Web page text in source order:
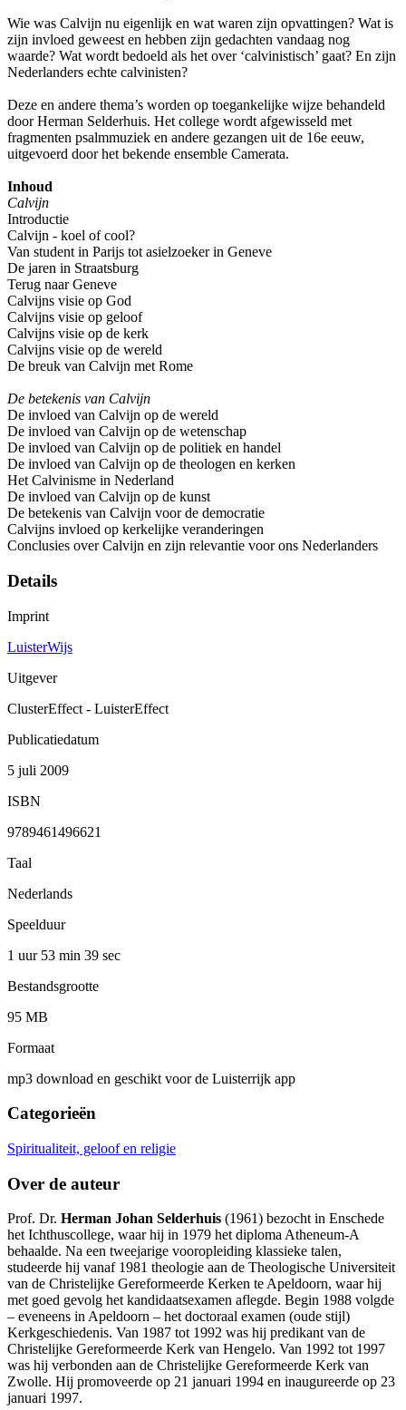
Wie was Calvijn nu eigenlijk en wat waren zijn opvattingen? Wat is
zijn invloed geweest en hebben zijn gedachten vandaag nog
waarde? Wat wordt bedoeld als het over ‘calvinistisch’ gaat? En zijn
Nederlanders echte calvinisten?
Deze en andere thema’s worden op toegankelijke wijze behandeld
door Herman Selderhuis. Het college wordt afgewisseld met
fragmenten psalmmuziek en andere gezangen uit de 16e eeuw,
uitgevoerd door het bekende ensemble Camerata.
Inhoud
Calvijn
Introductie
Calvijn - koel of cool?
Van student in Parijs tot asielzoeker in Geneve
De jaren in Straatsburg
Terug naar Geneve
Calvijns visie op God
Calvijns visie op geloof
Calvijns visie op de kerk
Calvijns visie op de wereld
De breuk van Calvijn met Rome
De betekenis van Calvijn
De invloed van Calvijn op de wereld
De invloed van Calvijn op de wetenschap
De invloed van Calvijn op de politiek en handel
De invloed van Calvijn op de theologen en kerken
Het Calvinisme in Nederland
De invloed van Calvijn op de kunst
De betekenis van Calvijn voor de democratie
Calvijns invloed op kerkelijke veranderingen
Conclusies over Calvijn en zijn relevantie voor ons Nederlanders
Details
Imprint
LuisterWijs
Uitgever
ClusterEffect - LuisterEffect
Publicatiedatum
5 juli 2009
ISBN
9789461496621
Taal
Nederlands
Speelduur
1 uur 53 min 39 sec
Bestandsgrootte
95 MB
Formaat
mp3 download en geschikt voor de Luisterrijk app
Categorieën
Spiritualiteit, geloof en religie
Over de auteur
Prof. Dr. Herman Johan Selderhuis (1961) bezocht in Enschede
het Ichthuscollege, waar hij in 1979 het diploma Atheneum-A
behaalde. Na een tweejarige vooropleiding klassieke talen,
studeerde hij vanaf 1981 theologie aan de Theologische Universiteit
van de Christelijke Gereformeerde Kerken te Apeldoorn, waar hij
met goed gevolg het kandidaatsexamen aflegde. Begin 1988 volgde
– eveneens in Apeldoorn – het doctoraal examen (oude stijl)
Kerkgeschiedenis. Van 1987 tot 1992 was hij predikant van de
Christelijke Gereformeerde Kerk van Hengelo. Van 1992 tot 1997
was hij verbonden aan de Christelijke Gereformeerde Kerk van
Zwolle. Hij promoveerde op 21 januari 1994 en inaugureerde op 23
januari 1997.